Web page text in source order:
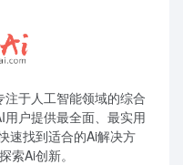
于人工智能领域的综合
户提供最全面、最实用
速找到适合的Ai解决方
索Ai创新。